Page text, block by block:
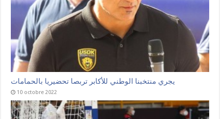
يجري منتخبنا الوطني للأكابر تربصا تحضيريا بالحمامات
10 octobre 2022